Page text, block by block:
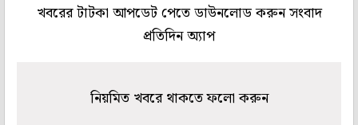
খবরের টাটকা আপডেট পেতে ডাউনলোড করুন সংবাদ
প্রতিদিন অ্যাপ
নিয়মিত খবরে থাকতে ফলো করুন